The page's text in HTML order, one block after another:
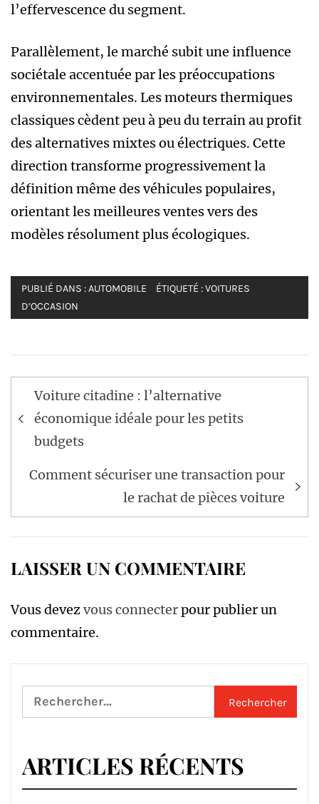
l’effervescence du segment.
Parallèlement, le marché subit une influence
sociétale accentuée par les préoccupations
environnementales. Les moteurs thermiques
classiques cèdent peu à peu du terrain au profit
des alternatives mixtes ou électriques. Cette
direction transforme progressivement la
définition même des véhicules populaires,
orientant les meilleures ventes vers des
modèles résolument plus écologiques.
PUBLIÉ DANS :AUTOMOBILE ÉTIQUETÉ :VOITURES
D’OCCASION
Navigation
de
l’article
Voiture citadine : l’alternative
économique idéale pour les petits
budgets
Comment sécuriser une transaction pour
le rachat de pièces voiture
LAISSER UN COMMENTAIRE
Vous devezvous connecterpour publier un
commentaire.
Rechercher :
ARTICLES RÉCENTS